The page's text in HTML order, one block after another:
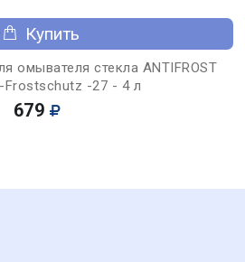
Купить
омывателя стекла ANTIFROST
Frostschutz -27 - 4 л
679